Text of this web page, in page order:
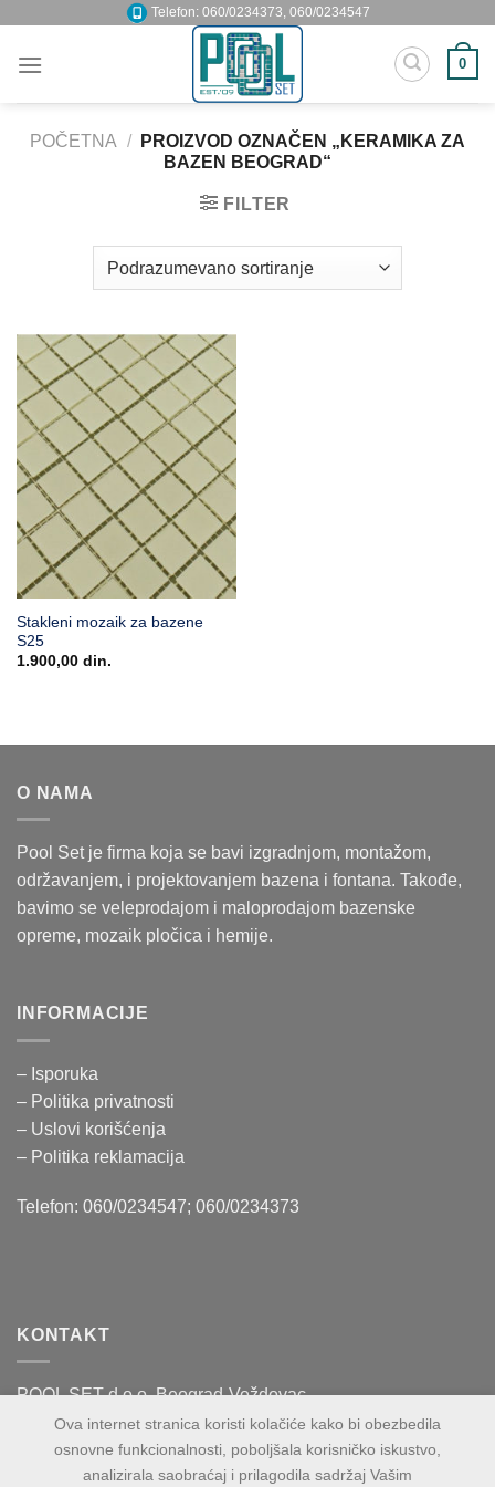
content
Telefon: 060/0234373, 060/0234547
0
POČETNA /
PROIZVOD OZNAČEN „KERAMIKA ZA
BAZEN BEOGRAD“
FILTER
Stakleni mozaik za bazene
S25
1.900,00 din.
O NAMA
Pool Set je firma koja se bavi izgradnjom, montažom,
održavanjem, i projektovanjem bazena i fontana. Takođe,
bavimo se veleprodajom i maloprodajom bazenske
opreme, mozaik pločica i hemije.
INFORMACIJE
– Isporuka
– Politika privatnosti
– Uslovi korišćenja
– Politika reklamacija
Telefon: 060/0234547; 060/0234373
KONTAKT
POOL SET d.o.o. Beograd-Voždovac
Vase Čarapića 60
PIB:109943100
MB:21271853
Ova internet stranica koristi kolačiće kako bi obezbedila
osnovne funkcionalnosti, poboljšala korisničko iskustvo,
analizirala saobraćaj i prilagodila sadržaj Vašim